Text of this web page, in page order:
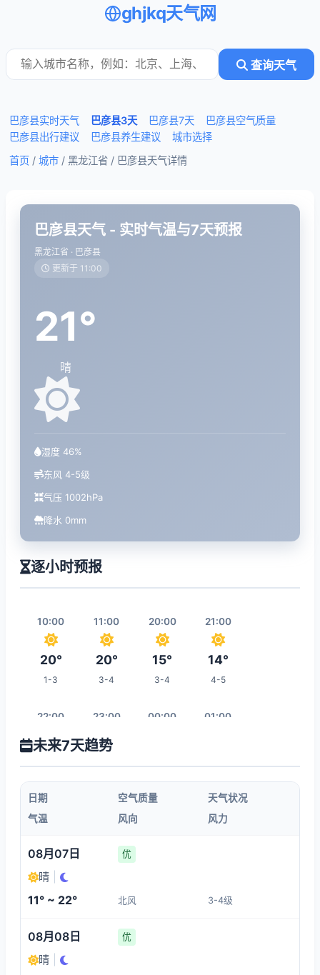
ghjkq天气网
查询天气
巴彦县实时天气 巴彦县3天 巴彦县7天
巴彦县空气质量
巴彦县出行建议
巴彦县养生建议
城市选择
首页 / 城市 / 黑龙江省 / 巴彦县天气详情
巴彦县天气 - 实时气温与7天预报
黑龙江省 · 巴彦县
更新于 11:00
21°
晴
湿度 46%
东风 4-5级
气压 1002hPa
降水 0mm
逐小时预报
10:00
20°
1-3
11:00
20°
3-4
20:00
15°
3-4
21:00
14°
4-5
22:00
13°
23:00
12°
00:00 01:00
02:00
11°
1-3
03:00 05:00
12:00
21°
3-4
06:00 08:00
未来7天趋势
日期 空气质量
天气状况
气温
风向 风力
08月07日 优
晴
11° ~ 22° 北风 3-4级
08月08日 优
晴